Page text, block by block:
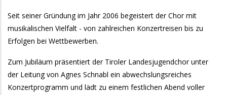
Seit seiner Gründung im Jahr 2006 begeistert der Chor mit
musikalischen Vielfalt - von zahlreichen Konzertreisen bis zu
Erfolgen bei Wettbewerben.
Zum Jubiläum präsentiert der Tiroler Landesjugendchor unter
der Leitung von Agnes Schnabl ein abwechslungsreiches
Konzertprogramm und lädt zu einem festlichen Abend voller